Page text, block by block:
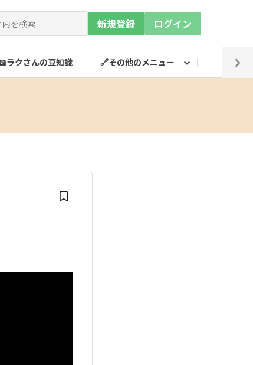
新規登録 ログイン
ラクさんの豆知識 🔗その他のメニュー